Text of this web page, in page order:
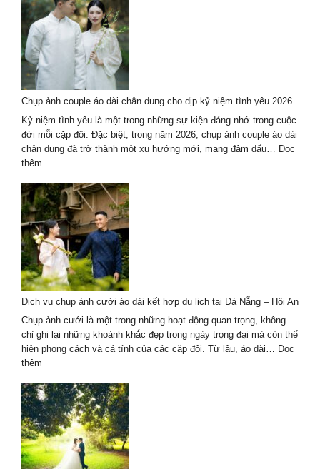
Chí
Minh
–
Trend
Chụp ảnh couple áo dài chân dung cho dịp kỷ niệm tình yêu 2026
Kỷ niệm tình yêu là một trong những sự kiện đáng nhớ trong cuộc
đời mỗi cặp đôi. Đặc biệt, trong năm 2026, chụp ảnh couple áo dài
chân dung đã trở thành một xu hướng mới, mang đậm dấu… Đọc
thêm
ảnh
couple
áo
dài
chân
dung
cho
dịp
kỷ
niệm
tình
yêu
Dịch vụ chụp ảnh cưới áo dài kết hợp du lịch tại Đà Nẵng – Hội An
Chụp ảnh cưới là một trong những hoạt động quan trọng, không
chỉ ghi lại những khoảnh khắc đẹp trong ngày trọng đại mà còn thể
hiện phong cách và cá tính của các cặp đôi. Từ lâu, áo dài… Đọc
thêm
vụ
chụp
ảnh
cưới
áo
dài